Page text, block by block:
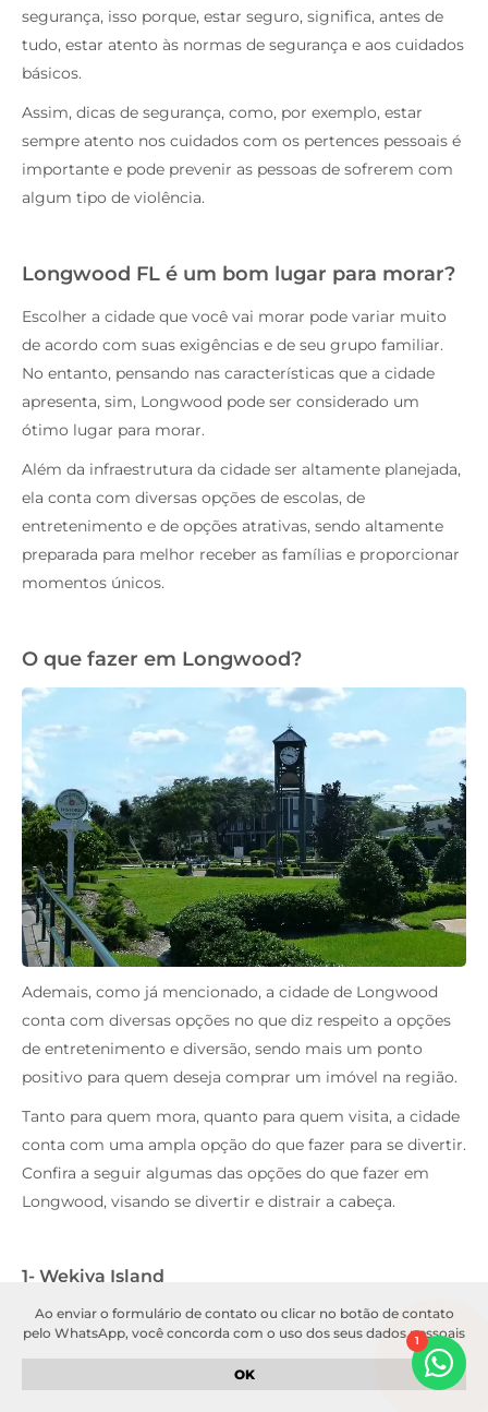
segurança, isso porque, estar seguro, significa, antes de
tudo, estar atento às normas de segurança e aos cuidados
básicos.
Assim, dicas de segurança, como, por exemplo, estar
sempre atento nos cuidados com os pertences pessoais é
importante e pode prevenir as pessoas de sofrerem com
algum tipo de violência.
Longwood FL é um bom lugar para morar?
Escolher a cidade que você vai morar pode variar muito
de acordo com suas exigências e de seu grupo familiar.
No entanto, pensando nas características que a cidade
apresenta, sim, Longwood pode ser considerado um
ótimo lugar para morar.
Além da infraestrutura da cidade ser altamente planejada,
ela conta com diversas opções de escolas, de
entretenimento e de opções atrativas, sendo altamente
preparada para melhor receber as famílias e proporcionar
momentos únicos.
O que fazer em Longwood?
Ademais, como já mencionado, a cidade de Longwood
conta com diversas opções no que diz respeito a opções
de entretenimento e diversão, sendo mais um ponto
positivo para quem deseja comprar um imóvel na região.
Tanto para quem mora, quanto para quem visita, a cidade
conta com uma ampla opção do que fazer para se divertir.
Confira a seguir algumas das opções do que fazer em
Longwood, visando se divertir e distrair a cabeça.
1- Wekiva Island
O Wekiva Island é um dos bares mais famosos da região
de Longwood, que oferece aos seus visitantes a chance de
experimentar as mais incríveis fontes naturais do estado
1
Ao enviar o formulário de contato ou clicar no botão de contato
pelo WhatsApp, você concorda com o uso dos seus dados pessoais
para fins de comunicação e atendimento. Seus dados serão
tratados de acordo com a nossapolítica de privacidade
. Garantimos
que suas informações serão mantidas em sigilo e não serão
OK